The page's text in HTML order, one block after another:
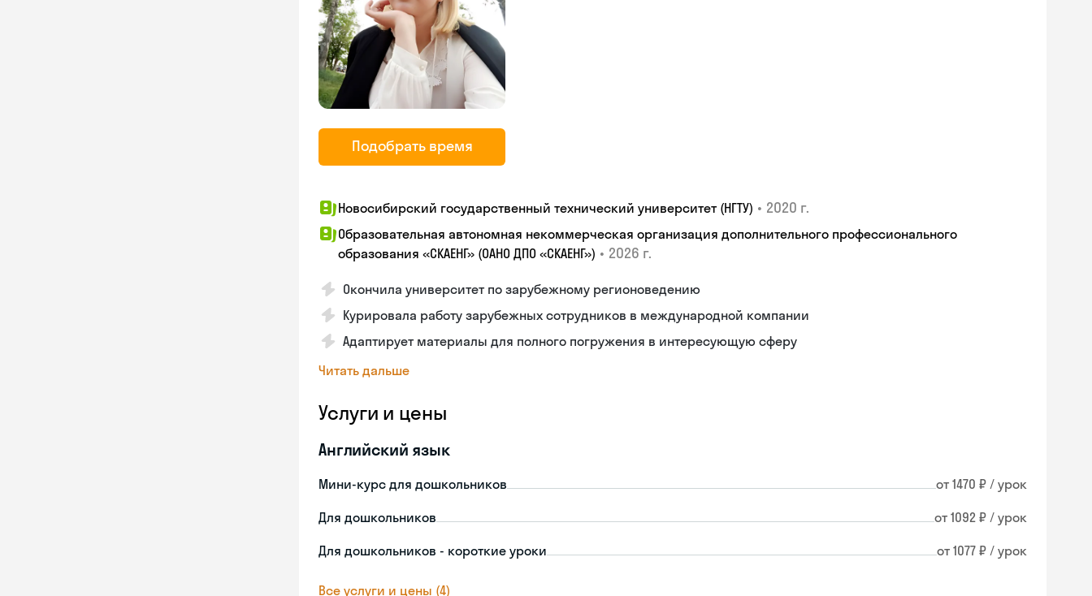
Подобрать время
Новосибирский государственный технический университет (НГТУ) • 2020 г.
Образовательная автономная некоммерческая организация дополнительного профессионального
образования «СКАЕНГ» (ОАНО ДПО «СКАЕНГ») • 2026 г.
Окончила университет по зарубежному регионоведению
Курировала работу зарубежных сотрудников в международной компании
Адаптирует материалы для полного погружения в интересующую сферу
Читать дальше
Услуги и цены
Английский язык
Мини-курс для дошкольников от 1470 ₽ / урок
Для дошкольников от 1092 ₽ / урок
Для дошкольников - короткие уроки от 1077 ₽ / урок
Все услуги и цены (4)